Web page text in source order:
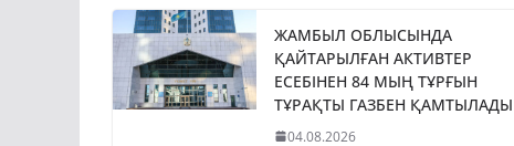
ЖАМБЫЛ ОБЛЫСЫНДА
ҚАЙТАРЫЛҒАН АКТИВТЕР
ЕСЕБІНЕН 84 МЫҢ ТҰРҒЫН
ТҰРАҚТЫ ГАЗБЕН ҚАМТЫЛАДЫ
04.08.2026